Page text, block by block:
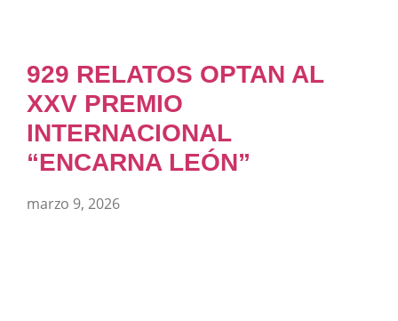
929 RELATOS OPTAN AL
XXV PREMIO
INTERNACIONAL
“ENCARNA LEÓN”
marzo 9, 2026